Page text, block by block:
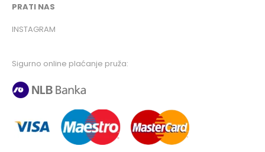
PRATI NAS
INSTAGRAM
Sigurno online plaćanje pruža: